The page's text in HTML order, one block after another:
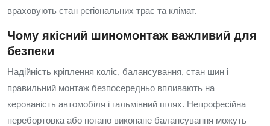
враховують стан регіональних трас та клімат.
Чому якісний шиномонтаж важливий для
безпеки
Надійність кріплення коліс, балансування, стан шин і
правильний монтаж безпосередньо впливають на
керованість автомобіля і гальмівний шлях. Непрофесійна
перебортовка або погано виконане балансування можуть